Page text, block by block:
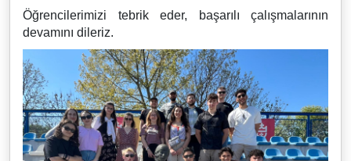
Öğrencilerimizi tebrik eder, başarılı çalışmalarının
devamını dileriz.